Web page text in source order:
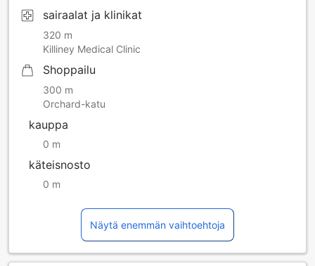
sairaalat ja klinikat
320 m
Killiney Medical Clinic
Shoppailu
300 m
Orchard-katu
kauppa
0 m
käteisnosto
0 m
Näytä enemmän vaihtoehtoja